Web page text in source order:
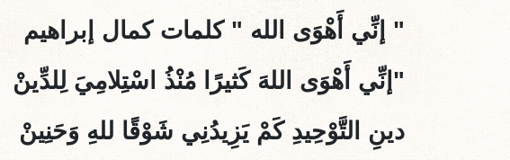
" إنِّي أَهْوَى الله " كلمات كمال إبراهيم
"إنِّي أَهْوَى اللهَ كَثيرًا مُنْذُ اسْتِلامِيَ لِلدِّينْ
دينِ التَّوْحِيدِ كَمْ يَزِيدُنِي شَوْقًا للهِ وَحَنِينْ